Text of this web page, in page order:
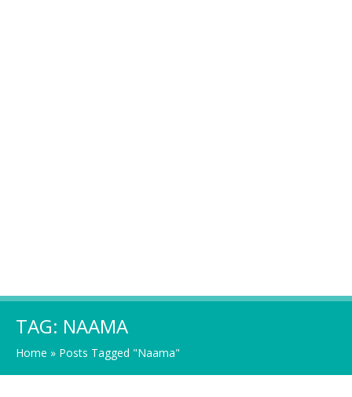
TAG: NAAMA
Home » Posts Tagged "Naama"